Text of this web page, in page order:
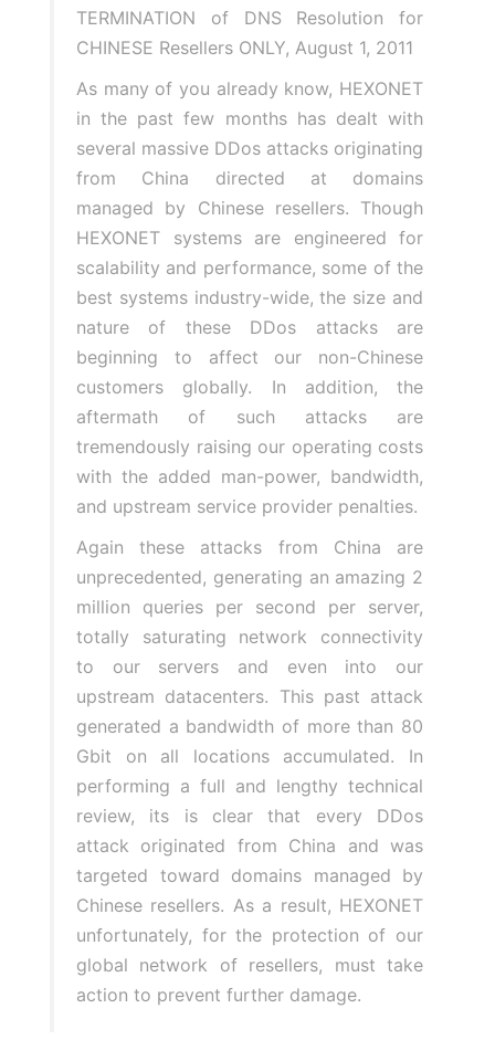
TERMINATION of DNS Resolution for
CHINESE Resellers ONLY, August 1, 2011
As many of you already know, HEXONET
in the past few months has dealt with
several massive DDos attacks originating
from China directed at domains
managed by Chinese resellers. Though
HEXONET systems are engineered for
scalability and performance, some of the
best systems industry-wide, the size and
nature of these DDos attacks are
beginning to affect our non-Chinese
customers globally. In addition, the
aftermath of such attacks are
tremendously raising our operating costs
with the added man-power, bandwidth,
and upstream service provider penalties.
Again these attacks from China are
unprecedented, generating an amazing 2
million queries per second per server,
totally saturating network connectivity
to our servers and even into our
upstream datacenters. This past attack
generated a bandwidth of more than 80
Gbit on all locations accumulated. In
performing a full and lengthy technical
review, its is clear that every DDos
attack originated from China and was
targeted toward domains managed by
Chinese resellers. As a result, HEXONET
unfortunately, for the protection of our
global network of resellers, must take
action to prevent further damage.